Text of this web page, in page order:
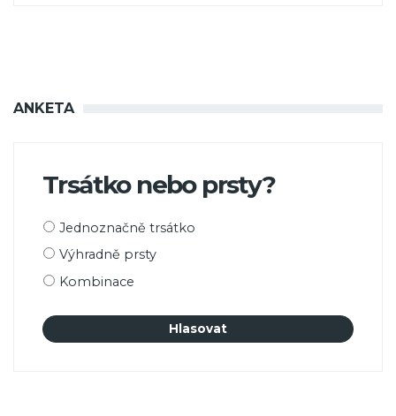
ANKETA
Trsátko nebo prsty?
Možnosti
Jednoznačně trsátko
Výhradně prsty
Kombinace